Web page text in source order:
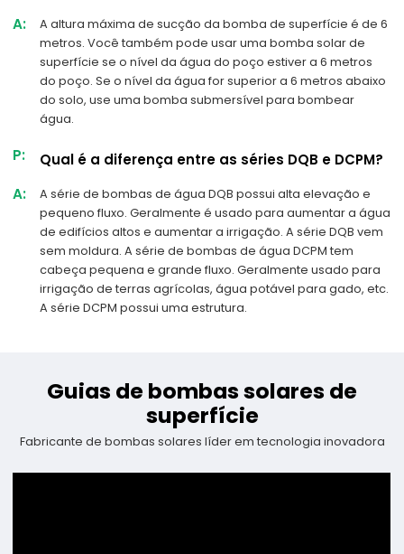
A:
A altura máxima de sucção da bomba de superfície é de 6
metros. Você também pode usar uma bomba solar de
superfície se o nível da água do poço estiver a 6 metros
do poço. Se o nível da água for superior a 6 metros abaixo
do solo, use uma bomba submersível para bombear
água.
P:
Qual é a diferença entre as séries DQB e DCPM?
A:
A série de bombas de água DQB possui alta elevação e
pequeno fluxo. Geralmente é usado para aumentar a água
de edifícios altos e aumentar a irrigação. A série DQB vem
sem moldura. A série de bombas de água DCPM tem
cabeça pequena e grande fluxo. Geralmente usado para
irrigação de terras agrícolas, água potável para gado, etc.
A série DCPM possui uma estrutura.
Guias de bombas solares de
superfície
Fabricante de bombas solares líder em tecnologia inovadora